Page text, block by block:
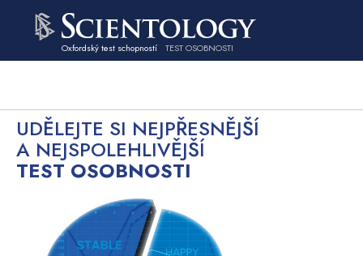
Oxfordský test schopností TEST OSOBNOSTI
UDĚLEJTE SI NEJPŘESNĚJŠÍ
A NEJSPOLEHLIVĚJŠÍ
TEST OSOBNOSTI